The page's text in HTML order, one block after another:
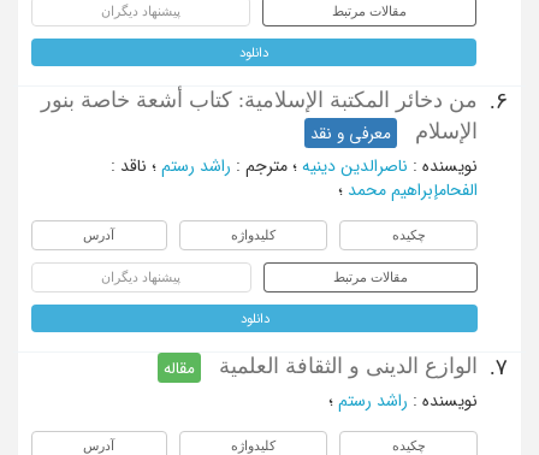
مقالات مرتبط پیشنهاد دیگران
دانلود
6.
من دخائر المکتبة الإسلامیة: کتاب أشعة خاصة بنور
الإسلام
معرفی و نقد
نویسنده : ناصرالدین دینیه ؛ مترجم : راشد رستم ؛ ناقد :
الفحامإبراهیم محمد ؛
چکیده کلیدواژه آدرس
مقالات مرتبط پیشنهاد دیگران
دانلود
7. الوازع الدینی و الثقافة العلمیة
مقاله
نویسنده : راشد رستم ؛
چکیده کلیدواژه آدرس